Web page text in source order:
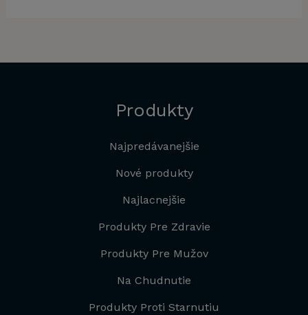
Produkty
Najpredávanejšie
Nové produkty
Najlacnejšie
Produkty Pre Zdravie
Produkty Pre Mužov
Na Chudnutie
Produkty Proti Starnutiu